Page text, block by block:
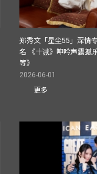
郑秀文「星尘55」深情
名 《十诫》呻吟声震撼
等》
2026-06-01
更多